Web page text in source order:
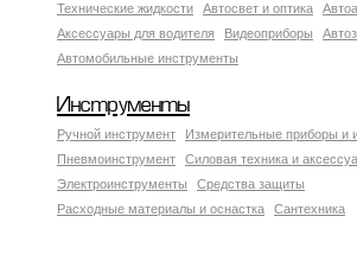
Технические жидкости
Автосвет и оптика
Аксессуары для водителя
Видеоприборы
Автомобильные инструменты
Инструменты
Ручной инструмент
Измерительные приборы и
Пневмоинструмент
Силовая техника и
Электроинструменты
Средства защиты
Расходные материалы и оснастка
Сантехника